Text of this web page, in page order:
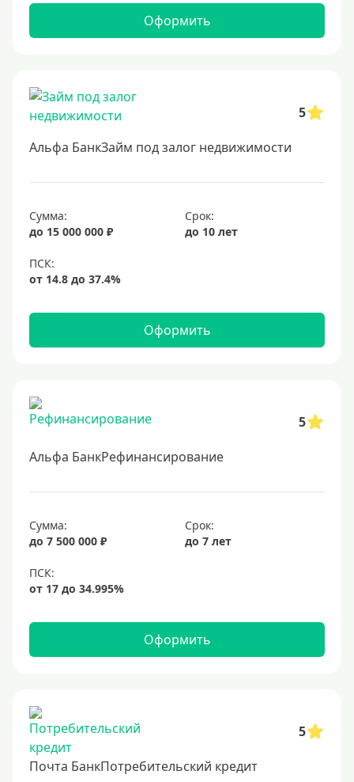
Оформить
5
Альфа БанкЗайм под залог недвижимости
Сумма:
до 15 000 000 ₽
Срок:
до 10 лет
Оформить
5
Альфа БанкРефинансирование
Сумма:
до 7 500 000 ₽
Срок:
до 7 лет
Оформить
5
Почта БанкПотребительский кредит